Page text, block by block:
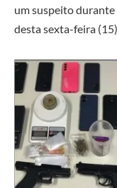
um suspeito
desta sexta-feira